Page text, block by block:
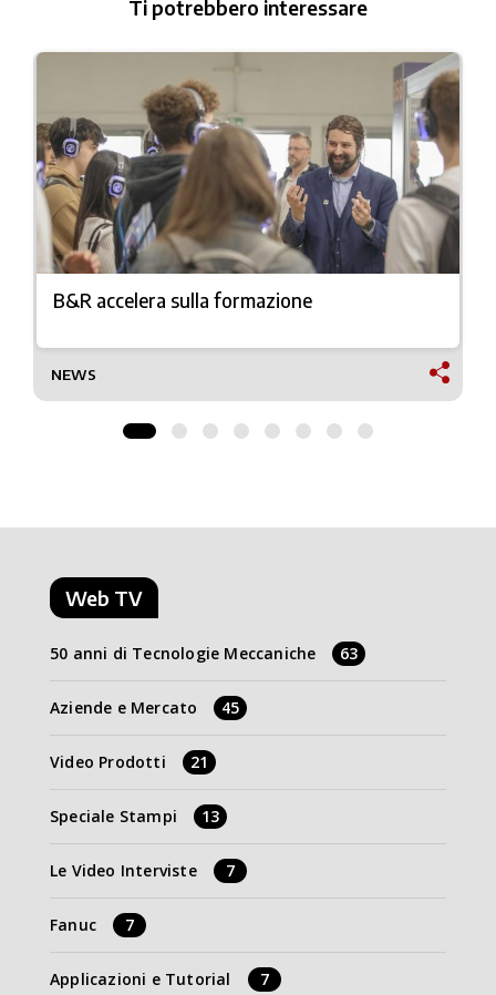
Ti potrebbero interessare
B&R accelera sulla formazione
NEWS
Web TV
50 anni di Tecnologie Meccaniche 63
Aziende e Mercato 45
Video Prodotti 21
Speciale Stampi 13
Le Video Interviste 7
Fanuc 7
Applicazioni e Tutorial 7